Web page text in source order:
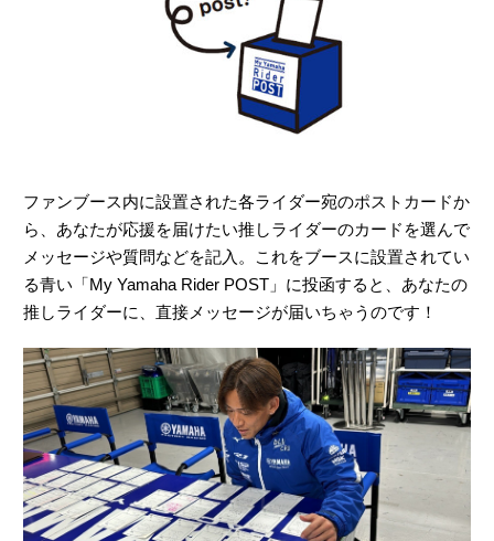
ファンブース内に設置された各ライダー宛のポストカードか
ら、あなたが応援を届けたい推しライダーのカードを選んで
メッセージや質問などを記入。これをブースに設置されてい
る青い「My Yamaha Rider POST」に投函すると、あなたの
推しライダーに、直接メッセージが届いちゃうのです！